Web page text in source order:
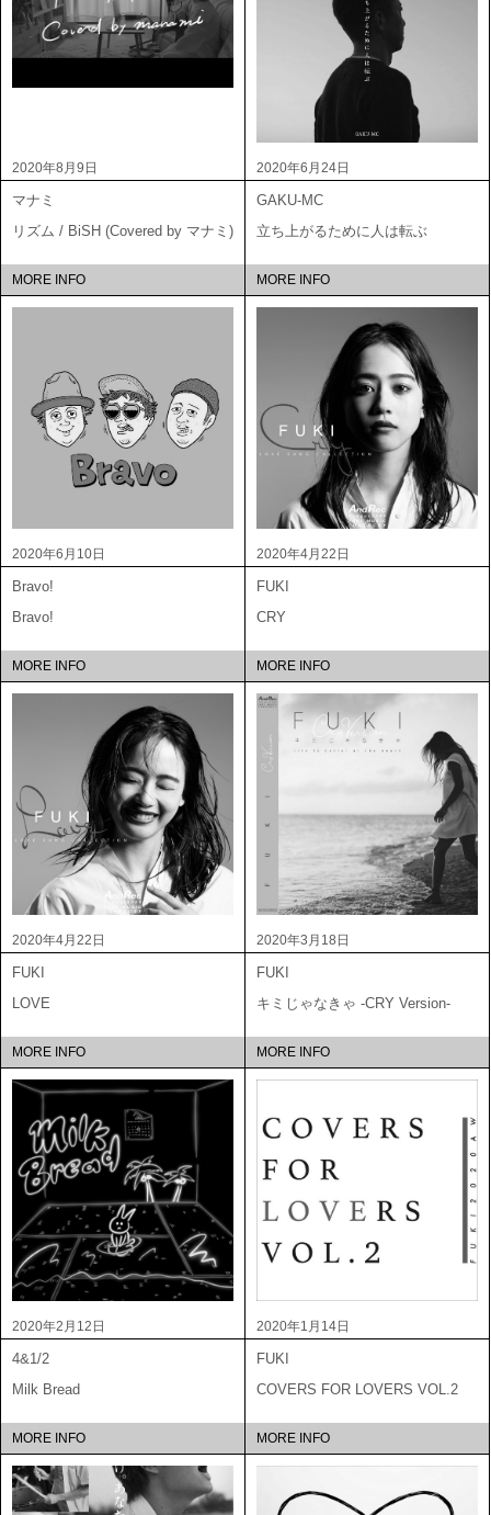
2020年8月9日
マナミ
リズム / BiSH (Covered by マナミ)
MORE INFO
2020年6月24日
GAKU-MC
立ち上がるために人は転ぶ
MORE INFO
2020年6月10日
Bravo!
Bravo!
MORE INFO
2020年4月22日
FUKI
CRY
MORE INFO
2020年4月22日
FUKI
LOVE
MORE INFO
2020年3月18日
FUKI
キミじゃなきゃ -CRY Version-
MORE INFO
2020年2月12日
4&1/2
Milk Bread
MORE INFO
2020年1月14日
FUKI
COVERS FOR LOVERS VOL.2
MORE INFO